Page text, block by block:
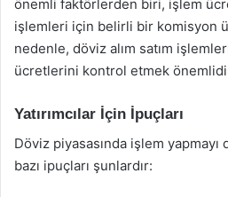
önemli faktörlerden biri, işlem
işlemleri için belirli bir komisyon
nedenle, döviz alım satım
ücretlerini kontrol etmek
Yatırımcılar İçin İpuçları
Döviz piyasasında işlem yapmayı
bazı ipuçları şunlardır: